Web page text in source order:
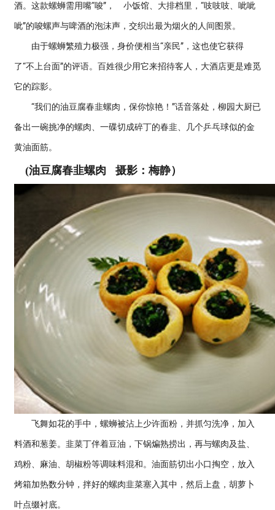
酒。这款螺蛳需用嘴“唆”， 小饭馆、大排档里，“吱吱吱、呲呲
呲”的唆螺声与啤酒的泡沫声，交织出最为烟火的人间图景。
由于螺蛳繁殖力极强，身价便相当“亲民”，这也使它获得
了“不上台面”的评语。百姓很少用它来招待客人，大酒店更是难觅
它的踪影。
“我们的油豆腐春韭螺肉，保你惊艳！”话音落处，柳园大厨已
备出一碗挑净的螺肉、一碟切成碎丁的春韭、几个乒乓球似的金
黄油面筋。
(油豆腐春韭螺肉 摄影：梅静）
飞舞如花的手中，螺蛳被沾上少许面粉，并抓匀洗净，加入
料酒和葱姜。韭菜丁伴着豆油，下锅煸熟捞出，再与螺肉及盐、
鸡粉、麻油、胡椒粉等调味料混和。油面筋切出小口掏空，放入
烤箱加热数分钟，拌好的螺肉韭菜塞入其中，然后上盘，胡萝卜
叶点缀衬底。